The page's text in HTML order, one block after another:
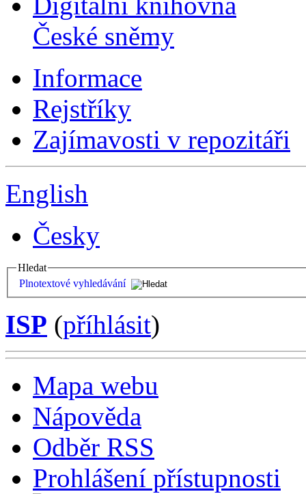
České sněmy
Informace
Rejstříky
Zajímavosti v repozitáři
English
Česky
Hledat
Plnotextové vyhledávání
ISP (příhlásit)
Mapa webu
Nápověda
Odběr RSS
Prohlášení přístupnosti